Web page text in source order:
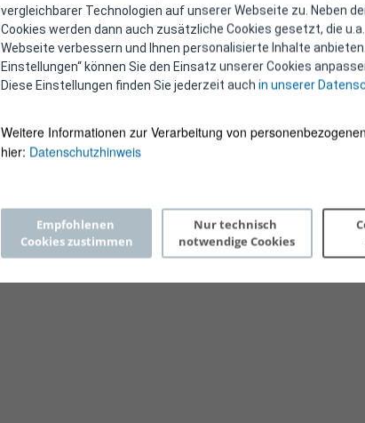
vergleichbarer Technologien auf unserer Webseite zu. Neben
Cookies werden dann auch zusätzliche Cookies gesetzt, die
Webseite verbessern und Ihnen personalisierte Inhalte
Einstellungen“ können Sie den Einsatz unserer Cookies
Diese Einstellungen finden Sie jederzeit auch in unserer
Weitere Informationen zur Verarbeitung von
hier: Datenschutzhinweis
Empfohlenen
Cookies zustimmen
Nur technisch
notwendige Cookies